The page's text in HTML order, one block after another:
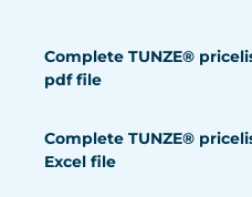
Complete TUNZE®
pdf file
Complete TUNZE®
Excel file